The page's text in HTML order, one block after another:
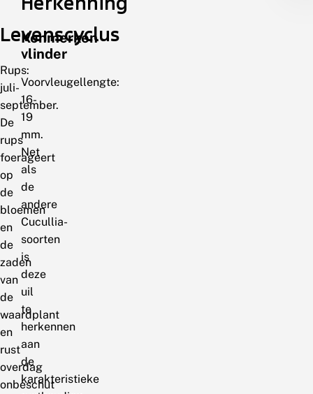
Levenscyclus
Rups:
juli-
september.
De
rups
foerageert
op
de
bloemen
en
de
zaden
van
de
waardplant
en
rust
overdag
onbeschut
Kenmerken
vlinder
Voorvleugellengte:
16-
19
mm.
Net
als
de
andere
Cucullia-
soorten
is
deze
uil
te
herkennen
aan
de
karakteristieke